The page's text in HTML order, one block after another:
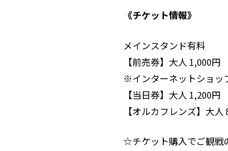
《チケット情報》
メインスタンド有料
【前売券】大人 1,000
※インターネットショッ
【当日券】大人 1,200
【オルカフレンズ】大
☆チケット購入でご観戦